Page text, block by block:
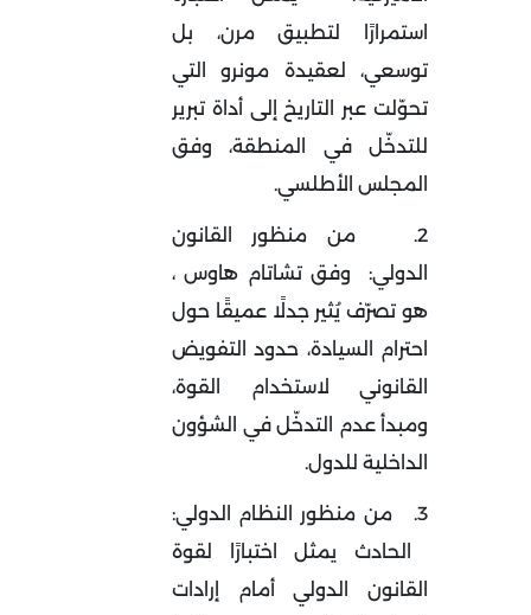
استمرارًا لتطبيق مرن، بل
توسعي، لعقيدة مونرو التي
تحوّلت عبر التاريخ إلى أداة تبرير
للتدخّل في المنطقة، وفق
المجلس الأطلسي.
2.
من منظور القانون
الدولي: وفق تشاتام هاوس ،
هو تصرّف يُثير جدلًا عميقًا حول
احترام السيادة، حدود التفويض
القانوني لاستخدام القوة،
ومبدأ عدم التدخّل في الشؤون
الداخلية للدول.
3. من منظور النظام الدولي:
الحادث يمثل اختبارًا لقوة
القانون الدولي أمام إرادات